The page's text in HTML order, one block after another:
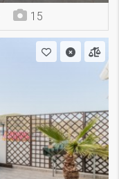
15